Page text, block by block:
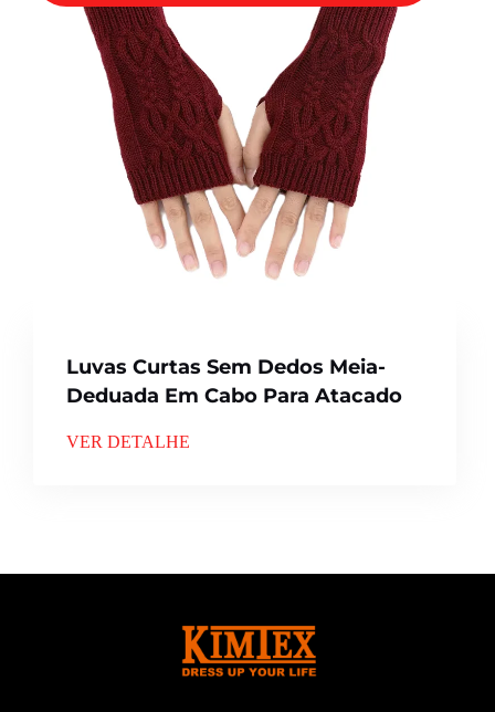
Luvas Curtas Sem Dedos Meia-
Deduada Em Cabo Para Atacado
VER DETALHE